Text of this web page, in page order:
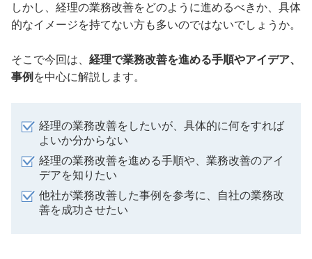
しかし、経理の業務改善をどのように進めるべきか、具体
的なイメージを持てない方も多いのではないでしょうか。
そこで今回は、 経理で業務改善を進める手順やアイデア、
事例 を中心に解説します。
経理の業務改善をしたいが、具体的に何をすれば
よいか分からない
経理の業務改善を進める手順や、業務改善のアイ
デアを知りたい
他社が業務改善した事例を参考に、自社の業務改
善を成功させたい